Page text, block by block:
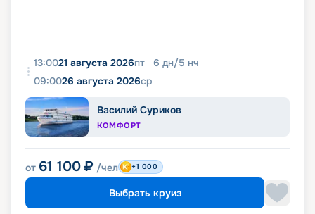
13:0021 августа 2026пт 6 дн/5 нч
09:0026 августа 2026ср
Василий Суриков
КОМФОРТ
от 61 100 ₽ /чел +1 000
Выбрать круиз